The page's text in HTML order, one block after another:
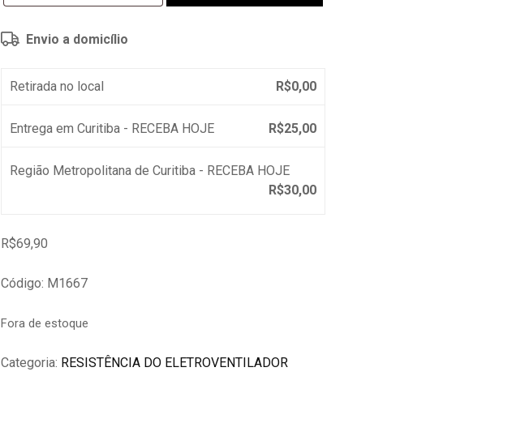
Envio a domicílio
Retirada no local R$0,00
Entrega em Curitiba - RECEBA HOJE R$25,00
Região Metropolitana de Curitiba - RECEBA HOJE
R$30,00
R$69,90
Código: M1667
Fora de estoque
Categoria: RESISTÊNCIA DO ELETROVENTILADOR